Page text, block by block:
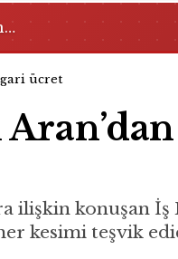
ücret
ilişkin konuşan İş
kesimi teşvik